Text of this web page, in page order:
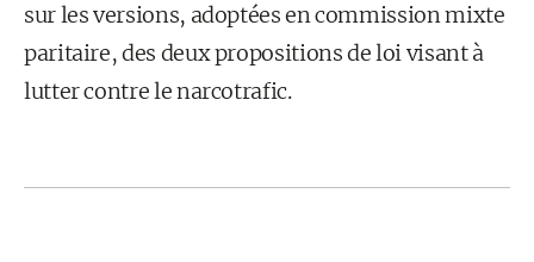
sur les versions, adoptées en commission mixte
paritaire, des deux propositions de loi visant à
lutter contre le narcotrafic.